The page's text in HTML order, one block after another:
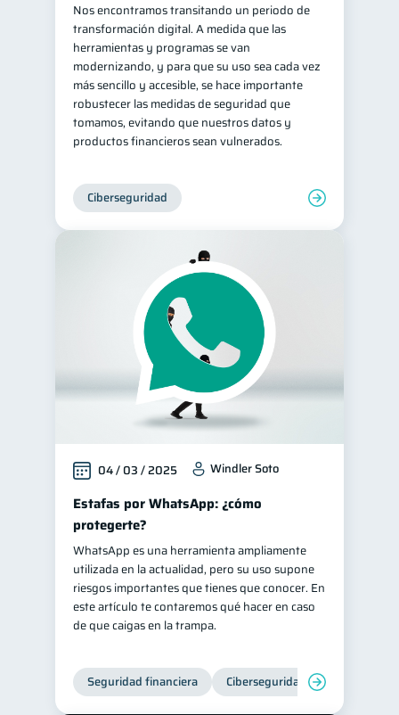
Nos encontramos transitando un periodo de
transformación digital. A medida que las
herramientas y programas se van
modernizando, y para que su uso sea cada vez
más sencillo y accesible, se hace importante
robustecer las medidas de seguridad que
tomamos, evitando que nuestros datos y
productos financieros sean vulnerados.
Ciberseguridad
04 / 03 / 2025 Windler Soto
Estafas por WhatsApp: ¿cómo
protegerte?
WhatsApp es una herramienta ampliamente
utilizada en la actualidad, pero su uso supone
riesgos importantes que tienes que conocer. En
este artículo te contaremos qué hacer en caso
de que caigas en la trampa.
Seguridad financiera Ciberseguridad